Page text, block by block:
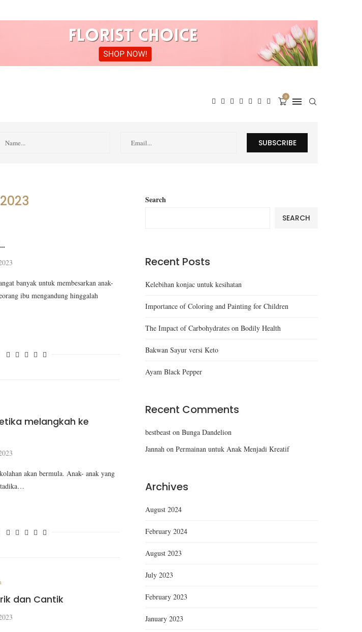
0
banyak untuk membesarkan anak-
ibu mengandung hinggalah
melangkah ke
akan bermula. Anak- anak yang
tadika…
dan Cantik
Search
SEARCH
Recent Posts
Kelebihan konjac untuk kesihatan
Importance of Coloring and Painting for Children
The Impact of Carbohydrates on Bodily Health
Bakwan Sayur versi Keto
Ayam Black Pepper
Recent Comments
bestbeast on Bunga Dandelion
Jannah on Permainan untuk Anak Menjadi Kreatif
Archives
August 2024
February 2024
August 2023
July 2023
February 2023
January 2023